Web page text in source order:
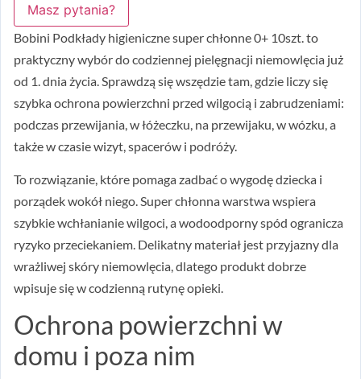
Masz pytania?
Bobini Podkłady higieniczne super chłonne 0+ 10szt. to
praktyczny wybór do codziennej pielęgnacji niemowlęcia już
od 1. dnia życia. Sprawdzą się wszędzie tam, gdzie liczy się
szybka ochrona powierzchni przed wilgocią i zabrudzeniami:
podczas przewijania, w łóżeczku, na przewijaku, w wózku, a
także w czasie wizyt, spacerów i podróży.
To rozwiązanie, które pomaga zadbać o wygodę dziecka i
porządek wokół niego. Super chłonna warstwa wspiera
szybkie wchłanianie wilgoci, a wodoodporny spód ogranicza
ryzyko przeciekaniem. Delikatny materiał jest przyjazny dla
wrażliwej skóry niemowlęcia, dlatego produkt dobrze
wpisuje się w codzienną rutynę opieki.
Ochrona powierzchni w
domu i poza nim